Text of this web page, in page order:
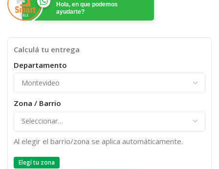
Hola, en que podemos
ayudarte?
Calculá tu entrega
Departamento
Zona / Barrio
Al elegir el barrio/zona se aplica automáticamente.
Elegí tu zona